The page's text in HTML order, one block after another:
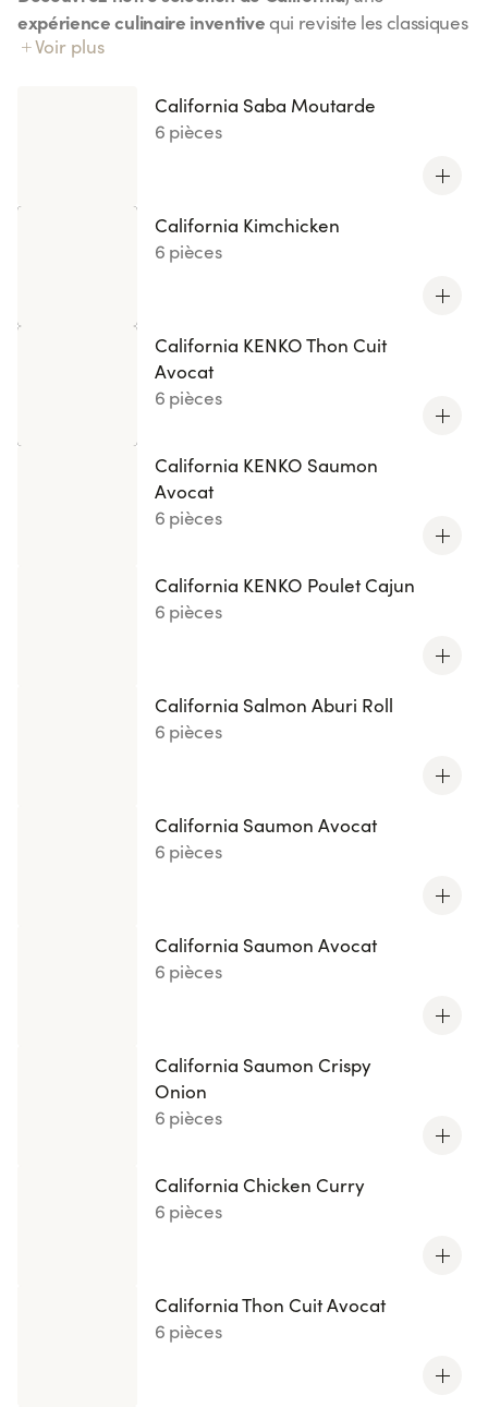
expérience culinaire inventive qui revisite les classiques
avec une touche de créativité. Du
saveurs équilibrées et surprenantes
créations originales, disponibles en éditions limitées ou
comme le saumon, le thon ou
encore la daurade accompagnée de wasabi. Idéal pour
une pause gourmande pleine de fraîcheur et
d’originalité. À tester sans modération !
Voir plus
California Saba Moutarde
6 pièces
California Kimchicken
6 pièces
California KENKO Thon Cuit
Avocat
6 pièces
California KENKO Saumon
Avocat
6 pièces
California KENKO Poulet Cajun
6 pièces
California Salmon Aburi Roll
6 pièces
California Saumon Avocat
6 pièces
California Saumon Avocat
6 pièces
California Saumon Crispy
Onion
6 pièces
California Chicken Curry
6 pièces
California Thon Cuit Avocat
6 pièces